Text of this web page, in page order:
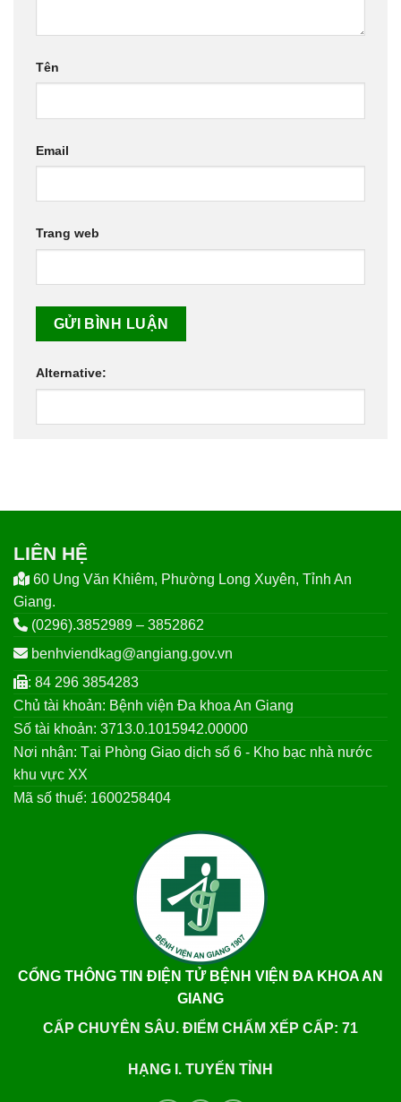
Tên
Email
Trang web
Alternative:
LIÊN HỆ
60 Ung Văn Khiêm, Phường Long Xuyên, Tỉnh An
Giang.
(0296).3852989 – 3852862
benhviendkag@angiang.gov.vn
: 84 296 3854283
Chủ tài khoản: Bệnh viện Đa khoa An Giang
Số tài khoản: 3713.0.1015942.00000
Nơi nhận: Tại Phòng Giao dịch số 6 - Kho bạc nhà nước
khu vực XX
Mã số thuế: 1600258404
CỔNG THÔNG TIN ĐIỆN TỬ BỆNH VIỆN ĐA KHOA AN
GIANG
CẤP CHUYÊN SÂU. ĐIỂM CHẤM XẾP CẤP: 71
HẠNG I. TUYẾN TỈNH